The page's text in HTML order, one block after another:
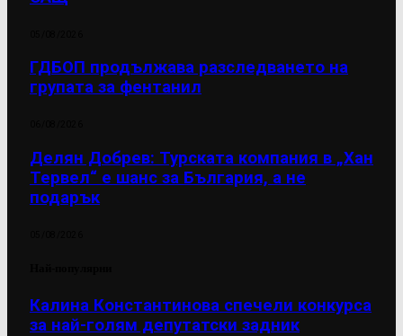
ГДБОП продължава разследването на
групата за фентанил
Делян Добрев: Турската компания в „Хан
Тервел“ е шанс за България, а не
подарък
Калина Константинова спечели конкурса
за най-голям депутатски задник